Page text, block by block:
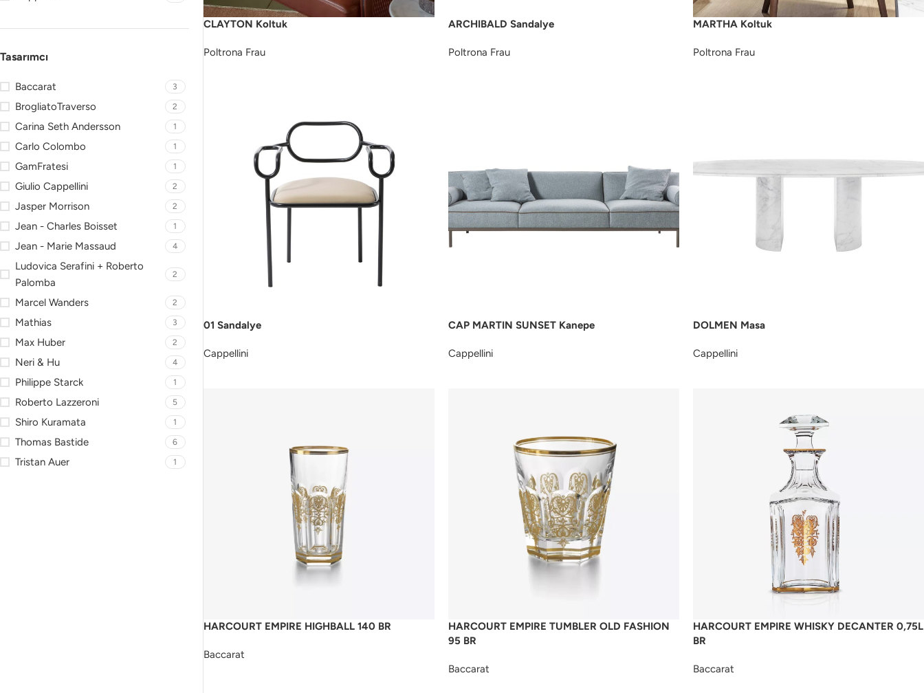
Tasarımcı
Baccarat 3
BrogliatoTraverso 2
Carina Seth Andersson 1
Carlo Colombo 1
GamFratesi 1
Giulio Cappellini 2
Jasper Morrison 2
Jean - Charles Boisset 1
Jean - Marie Massaud 4
Ludovica Serafini + Roberto
Palomba
2
Marcel Wanders 2
Mathias 3
Max Huber 2
Neri & Hu 4
Philippe Starck 1
Roberto Lazzeroni 5
Shiro Kuramata 1
Thomas Bastide 6
Tristan Auer 1
CLAYTON Koltuk
Poltrona Frau
ARCHIBALD Sandalye
Poltrona Frau
MARTHA Koltuk
Poltrona Frau
01 Sandalye
Cappellini
CAP MARTIN SUNSET Kanepe
Cappellini
DOLMEN Masa
Cappellini
HARCOURT EMPIRE HIGHBALL 140 BR
Baccarat
HARCOURT EMPIRE TUMBLER OLD FASHION
95 BR
Baccarat
HARCOURT EMPIRE WHISKY DECANTER 0,75L
BR
Baccarat